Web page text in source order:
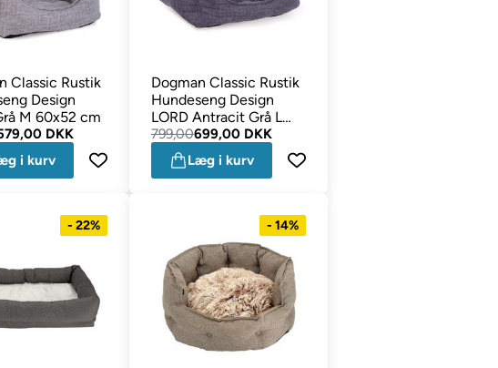
Classic Rustik
Design
M 60x52 cm
DKK
i kurv
Dogman Classic Rustik
Hundeseng Design
LORD Antracit Grå L
75x58 cm
799,00699,00 DKK
Læg i kurv
- 22% - 14%